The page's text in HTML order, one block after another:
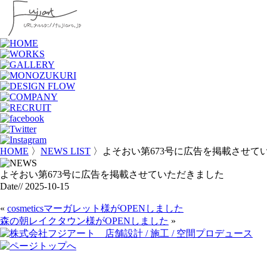
HOME 〉 NEWS LIST 〉よそおい第673号に広告を掲載させて
よそおい第673号に広告を掲載させていただきました
Date// 2025-10-15
« cosmeticsマーガレット様がOPENしました
森の朝レイクタウン様がOPENしました »